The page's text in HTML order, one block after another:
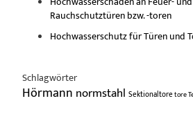
Rauchschutztüren bzw. -toren
Hochwasserschutz für Türen und
Schlagwörter
Hörmann normstahl Sektionaltoretore